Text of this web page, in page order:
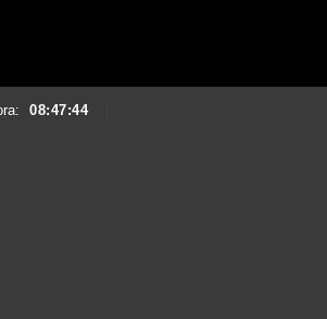
08:47:46